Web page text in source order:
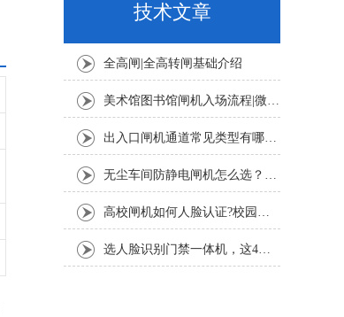
技术文章
全高闸|全高转闸基础介绍
美术馆图书馆闸机入场流程|微信公众号预约+人脸扫码登记教程
出入口闸机通道常见类型有哪些？摆闸、翼闸、三辊闸适用场景详解
无尘车间防静电闸机怎么选？半导体 SMT 车间 ESD 闸机选型要点
高校闸机如何人脸认证?校园人脸识别通行完整流程
选人脸识别门禁一体机，这4个核心指标一定要看！